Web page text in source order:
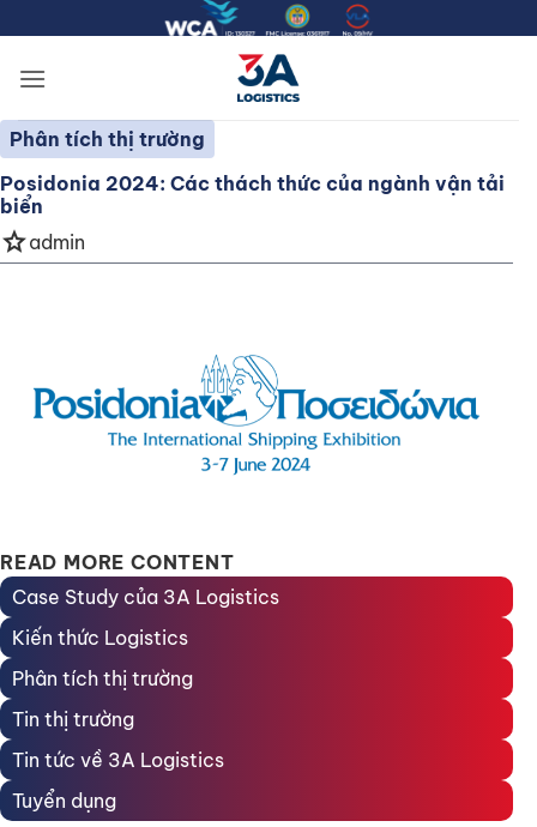
qua
nội
Phân tích thị trường
Posidonia 2024: Các thách thức của ngành vận tải
biển
staradmin
READ MORE CONTENT
Case Study của 3A Logistics
Kiến thức Logistics
Phân tích thị trường
Tin thị trường
Tin tức về 3A Logistics
Tuyển dụng